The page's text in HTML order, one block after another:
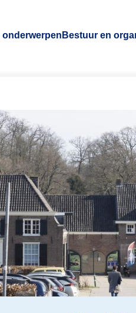
onderwerpen Bestuur en